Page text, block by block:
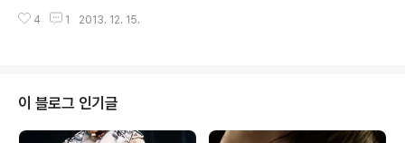
재미를 찾는 프로그램입니다. 그렇다면 이제 음원으로밖에
스. ('푸에르자 브루타'라고 읽어야 정상이겠으나 공연의 한
성 무용수들의 공연이 펼쳐진다. 아크릴 위의 수증기. 미세
한 흠, 물의 무늬, 물방울, 물결... 빛의 굴절을 가져오는 모
든 것이 도구다. 자연스럽게 물의 무게에 따라 아크릴 판(혹
4 1 2013. 12. 15.
이 블로그 인기글